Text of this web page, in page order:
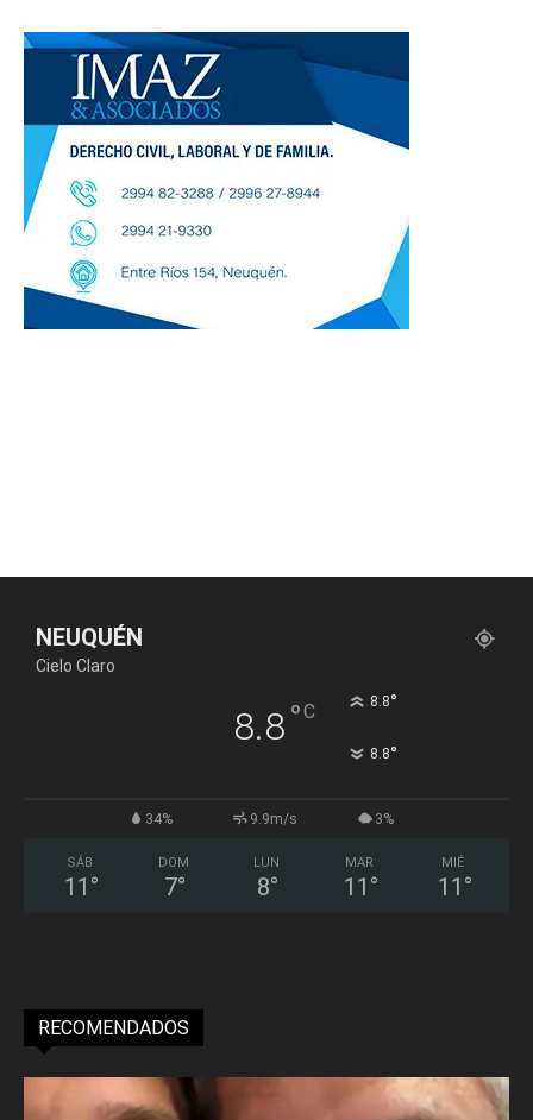
NEUQUÉN
Cielo Claro
8.8°C 8.8°
8.8°
34% 9.9m/s 3%
SÁB
11 °
DOM
7°
LUN
8°
MAR
11 °
MIÉ
11 °
RECOMENDADOS